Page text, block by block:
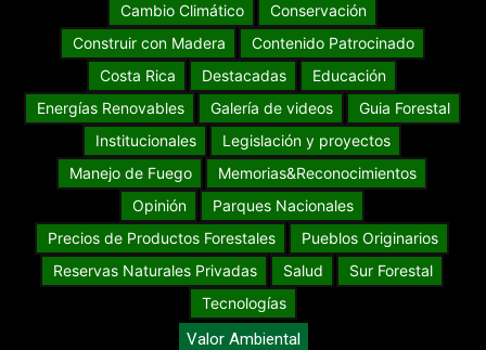
Cambio Climático
Conservación
Construir con Madera
Contenido Patrocinado
Costa Rica
Destacadas
Educación
Energías Renovables
Galería de videos
Guia Forestal
Institucionales
Legislación y proyectos
Manejo de Fuego
Memorias&Reconocimientos
Opinión
Parques Nacionales
Precios de Productos Forestales
Pueblos Originarios
Reservas Naturales Privadas
Salud
Sur Forestal
Tecnologías
Valor Ambiental